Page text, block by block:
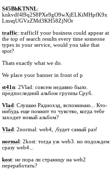
S45BhKTNNL:
knkvdf4l9q2S8PXe9gO9wXjELKiMHpfK9x
LmsqUGVzZMd3KH58ZjNOr
traffic: trafficIf your business could appear at
the top of search results every time someone
types in your service, would you take that
spot?
Thats exactly what we do.
We place your banner in front of p
st41n: 2Vlad: совсем недавно было.
предпоследний альбом группы Сруб.
Vlad: Слушаю Радиохэд, вспоминаю... Кто-
нибудь еще помнит то чувство, когда тебе
заходит новый альбом?
Vlad: 2normal: web4, ,будет самый раз!
normal: 2kost: тогда уж web3. но подождем
сразу web4...
kost: не пора ли страницу на web2
переработать?